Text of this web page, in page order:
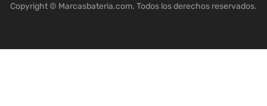
Copyright © Marcasbateria.com. Todos los derechos reservados.